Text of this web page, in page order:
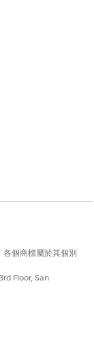
個商標屬於其個別
Floor, San